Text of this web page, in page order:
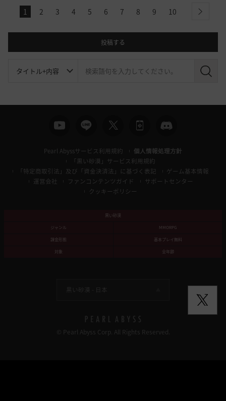
1 2 3 4 5 6 7 8 9 10 next
投稿する
検
Pearl Abyssサービス利用規約
個人情報処理方針
「黒い砂漠」サービス利用規約
「特定商取引法」及び「資金決済法」に基づく表記
ゲーム基本情報
運営会社
ファンコンテンツガイド
サポートセンター
クッキーポリシー
黒い砂漠
ジャンル
MMORPG
課金形態
基本プレイ無料
対象
全年齢
黒い砂漠 - 日本
© Pearl Abyss Corp. All Rights Reserved.